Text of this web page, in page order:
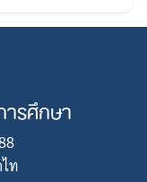
รศึกษา
ท